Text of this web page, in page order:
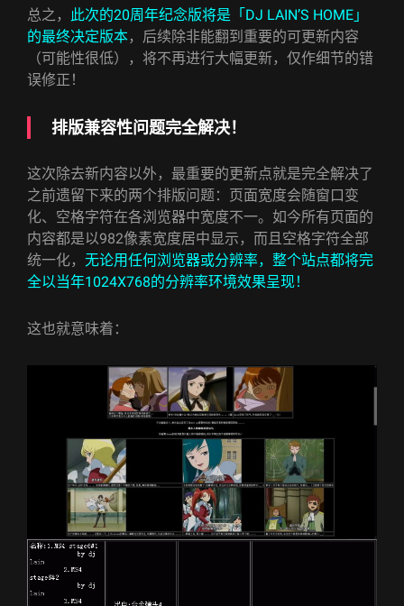
总之，
此次的20周年纪念版将是「DJ LAIN’S HOME」
的最终决定版本，后续除非能翻到重要的可更新内容
（可能性很低），将不再进行大幅更新，仅作细节的错
误修正！
排版兼容性问题完全解决！
这次除去新内容以外，最重要的更新点就是完全解决了
之前遗留下来的两个排版问题：页面宽度会随窗口变
化、空格字符在各浏览器中宽度不一。如今所有页面的
内容都是以982像素宽度居中显示，而且空格字符全部
统一化， 无论用任何浏览器或分辨率，整个站点都将完
全以当年1024X768的分辨率环境效果呈现！
这也就意味着：